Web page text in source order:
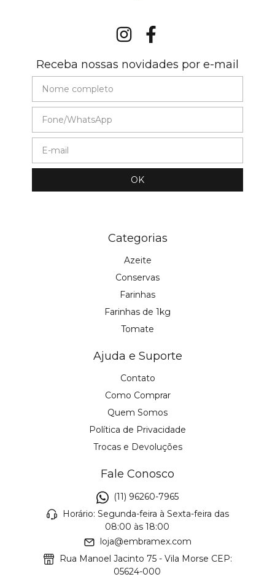
Receba nossas novidades por e-mail
Categorias
Azeite
Conservas
Farinhas
Farinhas de 1kg
Tomate
Ajuda e Suporte
Contato
Como Comprar
Quem Somos
Política de Privacidade
Trocas e Devoluções
Fale Conosco
(11) 96260-7965
Horário: Segunda-feira à Sexta-feira das
08:00 às 18:00
loja@embramex.com
Rua Manoel Jacinto 75 - Vila Morse CEP:
05624-000